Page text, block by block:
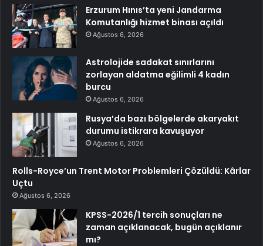
Erzurum Hınıs’ta yeni Jandarma
Komutanlığı hizmet binası açıldı
Ağustos 6, 2026
Astrolojide sadakat sınırlarını
zorlayan aldatma eğilimli 4 kadın
burcu
Ağustos 6, 2026
Rusya’da bazı bölgelerde akaryakıt
durumu istikrara kavuşuyor
Ağustos 6, 2026
Rolls-Royce’un Trent Motor Problemleri Çözüldü: Kârlar
Uçtu
Ağustos 6, 2026
KPSS-2026/1 tercih sonuçları ne
zaman açıklanacak, bugün açıklanır
mı?